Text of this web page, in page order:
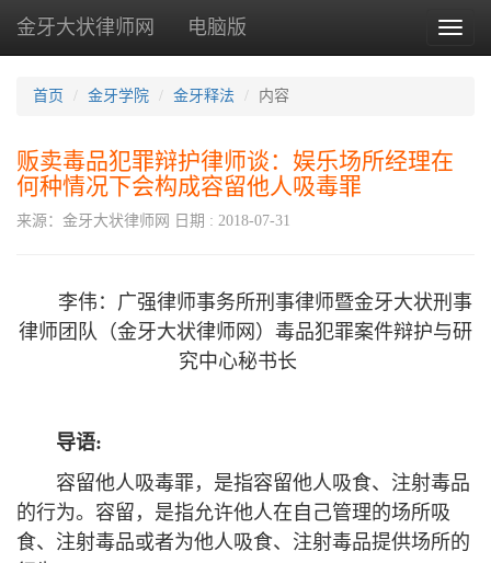
Toggle
金牙大状律师网 电脑版
首页 金牙学院 金牙释法 内容
贩卖毒品犯罪辩护律师谈：娱乐场所经理在
何种情况下会构成容留他人吸毒罪
来源：金牙大状律师网 日期 : 2018-07-31
李伟：广强律师事务所刑事律师暨金牙大状刑事
律师团队（金牙大状律师网）毒品犯罪案件辩护与研
究中心秘书长
导语:
容留他人吸毒罪，是指容留他人吸食、注射毒品
的行为。容留，是指允许他人在自己管理的场所吸
食、注射毒品或者为他人吸食、注射毒品提供场所的